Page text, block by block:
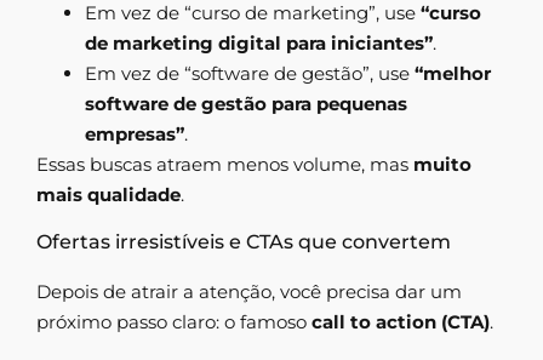
Em vez de “curso de marketing”, use “curso
de marketing digital para iniciantes”.
Em vez de “software de gestão”, use “melhor
software de gestão para pequenas
empresas”.
Essas buscas atraem menos volume, mas muito
mais qualidade.
Ofertas irresistíveis e CTAs que convertem
Depois de atrair a atenção, você precisa dar um
próximo passo claro: o famoso call to action (CTA).